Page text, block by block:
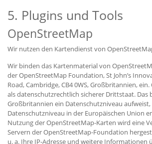
5. Plugins und Tools
OpenStreetMap
Wir nutzen den Kartendienst von
Wir binden das Kartenmaterial von
der OpenStreetMap Foundation, St John’s
Road, Cambridge, CB4 0WS, Großbritannien,
als datenschutzrechtlich sicherer Drittstaat. Das
Großbritannien ein Datenschutzniveau aufweist,
Datenschutzniveau in der Europäischen Union
Nutzung der OpenStreetMap-Karten wird eine
Servern der OpenStreetMap-Foundation
u. a. Ihre IP-Adresse und weitere Informationen